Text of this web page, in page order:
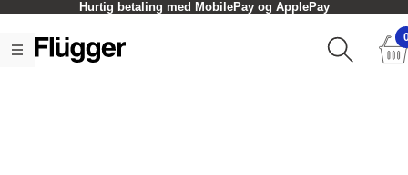
Hurtig betaling med MobilePay og ApplePay